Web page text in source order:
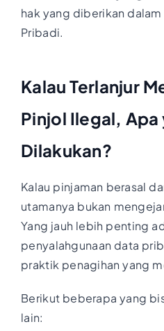
hak yang diberikan dalam
Pribadi.
Kalau Terlanjur
Pinjol Ilegal, Apa
Dilakukan?
Kalau pinjaman berasal
utamanya bukan
Yang jauh lebih penting
penyalahgunaan data
praktik penagihan yang
Berikut beberapa yang
lain: